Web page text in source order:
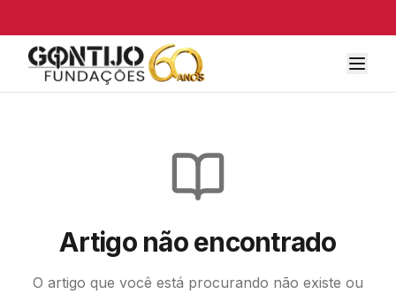
Artigo não encontrado
O artigo que você está procurando não existe ou